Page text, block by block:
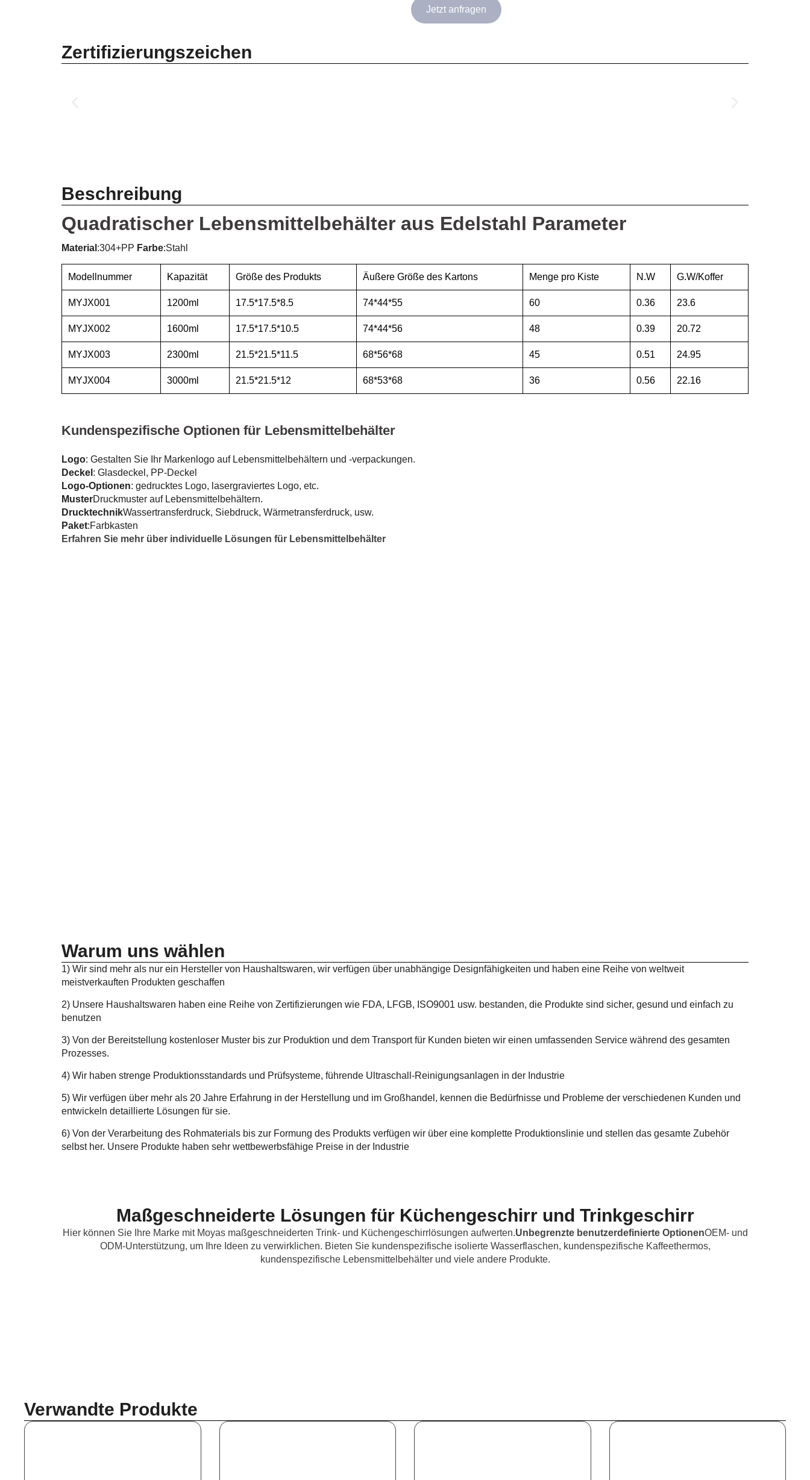
Jetzt anfragen
Zertifizierungszeichen
Beschreibung
Quadratischer Lebensmittelbehälter aus Edelstahl Parameter
Material :304+PP Farbe:Stahl
Modellnummer Kapazität Größe des Produkts Äußere Größe des Kartons Menge pro Kiste N.W G.W/Koffer
MYJX001 1200ml 17.5*17.5*8.5 74*44*55 60 0.36 23.6
MYJX002 1600ml 17.5*17.5*10.5 74*44*56 48 0.39 20.72
MYJX003 2300ml 21.5*21.5*11.5 68*56*68 45 0.51 24.95
MYJX004 3000ml 21.5*21.5*12 68*53*68 36 0.56 22.16
Kundenspezifische Optionen für Lebensmittelbehälter
Logo: Gestalten Sie Ihr Markenlogo auf Lebensmittelbehältern und -verpackungen.
Deckel : Glasdeckel, PP-Deckel
Logo-Optionen: gedrucktes Logo, lasergraviertes Logo, etc.
MusterDruckmuster auf Lebensmittelbehältern.
DrucktechnikWassertransferdruck, Siebdruck, Wärmetransferdruck, usw.
Paket:Farbkasten
Erfahren Sie mehr über individuelle Lösungen für Lebensmittelbehälter
Warum uns wählen
1) Wir sind mehr als nur ein Hersteller von Haushaltswaren, wir verfügen über unabhängige Designfähigkeiten und haben eine Reihe von weltweit
meistverkauften Produkten geschaffen
2) Unsere Haushaltswaren haben eine Reihe von Zertifizierungen wie FDA, LFGB, ISO9001 usw. bestanden, die Produkte sind sicher, gesund und einfach zu
benutzen
3) Von der Bereitstellung kostenloser Muster bis zur Produktion und dem Transport für Kunden bieten wir einen umfassenden Service während des gesamten
Prozesses.
4) Wir haben strenge Produktionsstandards und Prüfsysteme, führende Ultraschall-Reinigungsanlagen in der Industrie
5) Wir verfügen über mehr als 20 Jahre Erfahrung in der Herstellung und im Großhandel, kennen die Bedürfnisse und Probleme der verschiedenen Kunden und
entwickeln detaillierte Lösungen für sie.
6) Von der Verarbeitung des Rohmaterials bis zur Formung des Produkts verfügen wir über eine komplette Produktionslinie und stellen das gesamte Zubehör
selbst her. Unsere Produkte haben sehr wettbewerbsfähige Preise in der Industrie
Maßgeschneiderte Lösungen für Küchengeschirr und Trinkgeschirr
Hier können Sie Ihre Marke mit Moyas maßgeschneiderten Trink- und Küchengeschirrlösungen aufwerten.Unbegrenzte benutzerdefinierte OptionenOEM- und
ODM-Unterstützung, um Ihre Ideen zu verwirklichen. Bieten Sie kundenspezifische isolierte Wasserflaschen, kundenspezifische Kaffeethermos,
kundenspezifische Lebensmittelbehälter und viele andere Produkte.
Verwandte Produkte